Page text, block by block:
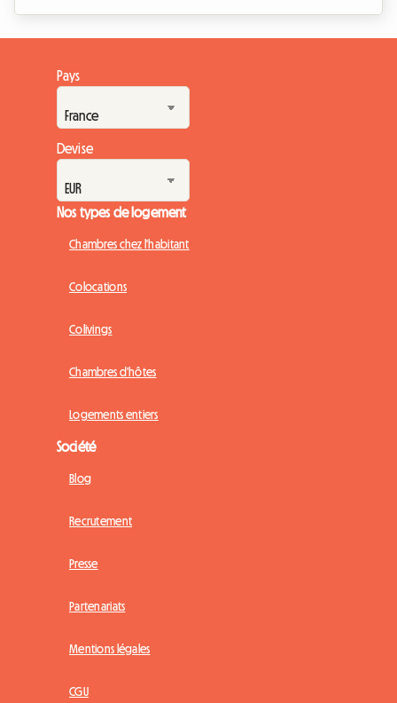
nouvelle vient éclaircir l'horizon pour la préparation de la
prochaine année universitaire et professionnelle : le maintien
d'une aide gouvernementale cruciale. Chez Roomlal...
Pays
Devise
Nos types de logement
Chambres chez l'habitant
Colocations
Colivings
Chambres d'hôtes
Logements entiers
Société
Blog
Recrutement
Presse
Partenariats
Mentions légales
CGU